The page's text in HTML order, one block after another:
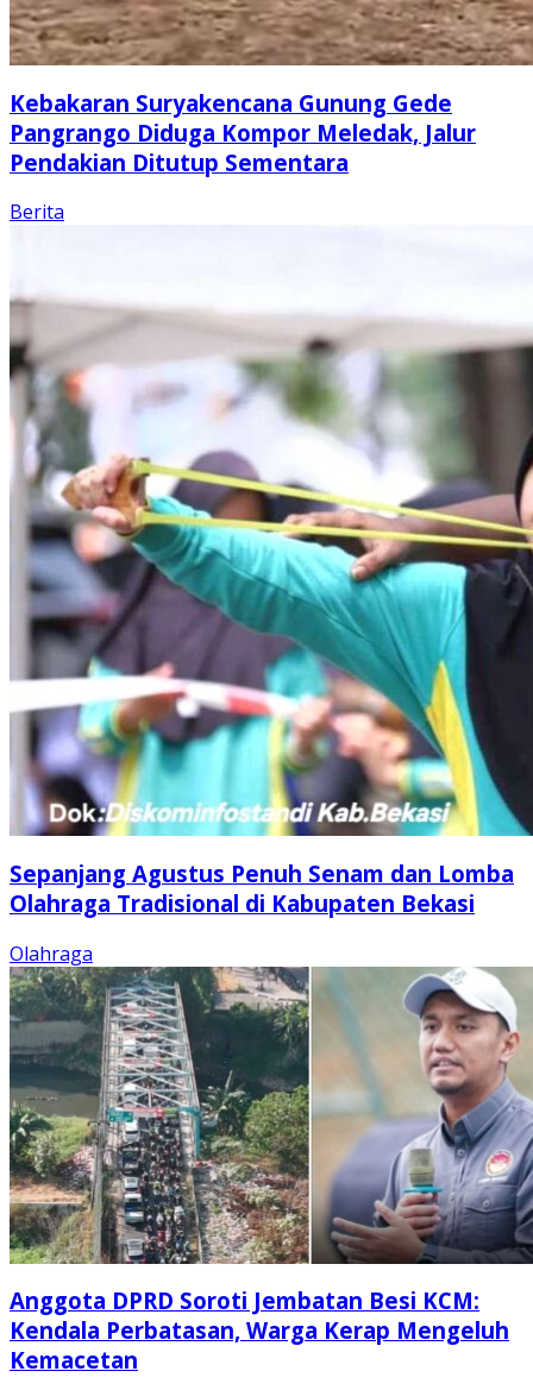
Kebakaran Suryakencana Gunung Gede
Pangrango Diduga Kompor Meledak, Jalur
Pendakian Ditutup Sementara
Berita
Sepanjang Agustus Penuh Senam dan Lomba
Olahraga Tradisional di Kabupaten Bekasi
Olahraga
Anggota DPRD Soroti Jembatan Besi KCM:
Kendala Perbatasan, Warga Kerap Mengeluh
Kemacetan